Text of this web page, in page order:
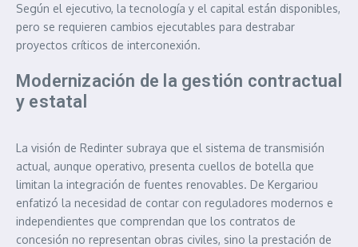
Según el ejecutivo, la tecnología y el capital están disponibles,
pero se requieren cambios ejecutables para destrabar
proyectos críticos de interconexión.
Modernización de la gestión contractual
y estatal
La visión de Redinter subraya que el sistema de transmisión
actual, aunque operativo, presenta cuellos de botella que
limitan la integración de fuentes renovables. De Kergariou
enfatizó la necesidad de contar con reguladores modernos e
independientes que comprendan que los contratos de
concesión no representan obras civiles, sino la prestación de